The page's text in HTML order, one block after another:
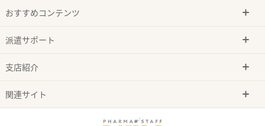
おすすめコンテンツ
派遣サポート
支店紹介
関連サイト